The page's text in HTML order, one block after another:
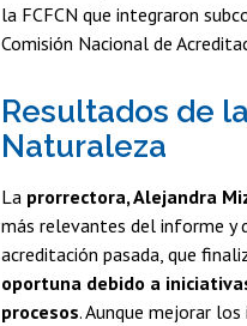
la FCFCN que integraron
Comisión Nacional de
Resultados de
Naturaleza
La prorrectora, Alejandra
más relevantes del informe y
acreditación pasada, que
oportuna debido a
procesos. Aunque mejorar